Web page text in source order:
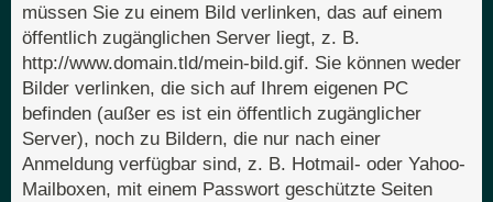
müssen Sie zu einem Bild verlinken, das auf einem
öffentlich zugänglichen Server liegt, z. B.
http://www.domain.tld/mein-bild.gif. Sie können weder
Bilder verlinken, die sich auf Ihrem eigenen PC
befinden (außer es ist ein öffentlich zugänglicher
Server), noch zu Bildern, die nur nach einer
Anmeldung verfügbar sind, z. B. Hotmail- oder Yahoo-
Mailboxen, mit einem Passwort geschützte Seiten